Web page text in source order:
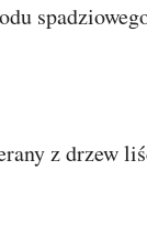
z drzew